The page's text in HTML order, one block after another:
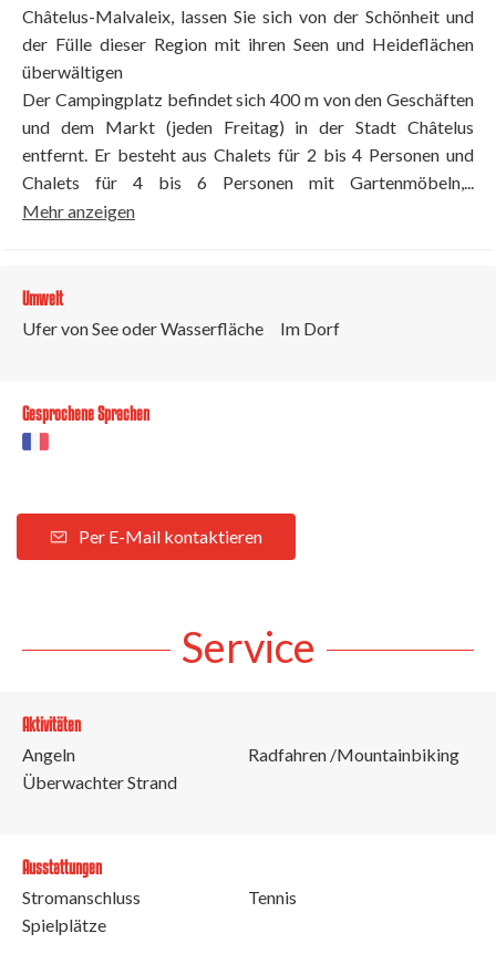
Châtelus-Malvaleix, lassen Sie sich von der Schönheit und
der Fülle dieser Region mit ihren Seen und Heideflächen
überwältigen
Der Campingplatz befindet sich 400 m von den Geschäften
und dem Markt (jeden Freitag) in der Stadt Châtelus
entfernt. Er besteht aus Chalets für 2 bis 4 Personen und
Chalets für 4 bis 6 Personen mit Gartenmöbeln,...
Mehr anzeigen
Umwelt
Ufer von See oder Wasserfläche
Im Dorf
Gesprochene Sprachen
Per E-Mail kontaktieren
Service
Aktivitäten
Angeln
Überwachter Strand
Radfahren /Mountainbiking
Ausstattungen
Stromanschluss
Spielplätze
Tennis